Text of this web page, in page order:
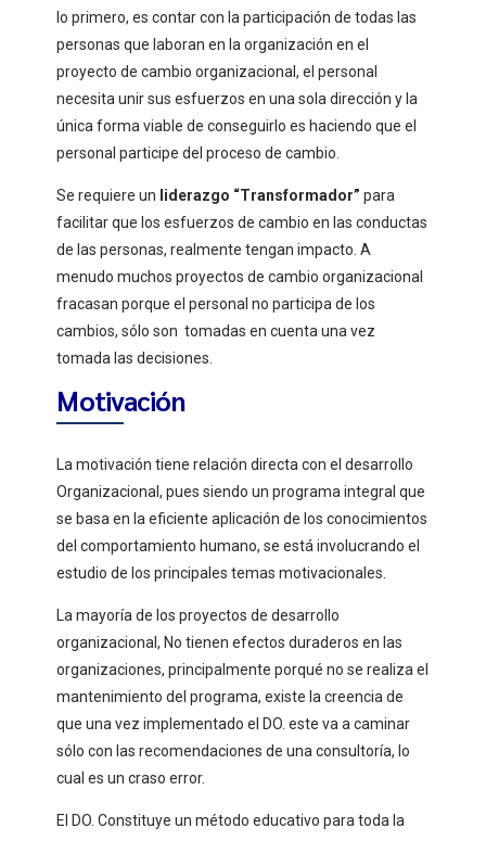
lo primero, es contar con la participación de todas las
personas que laboran en la organización en el
proyecto de cambio organizacional, el personal
necesita unir sus esfuerzos en una sola dirección y la
única forma viable de conseguirlo es haciendo que el
personal participe del proceso de cambio.
Se requiere un liderazgo “Transformador” para
facilitar que los esfuerzos de cambio en las conductas
de las personas, realmente tengan impacto. A
menudo muchos proyectos de cambio organizacional
fracasan porque el personal no participa de los
cambios, sólo son tomadas en cuenta una vez
tomada las decisiones.
Motivación
La motivación tiene relación directa con el desarrollo
Organizacional, pues siendo un programa integral que
se basa en la eficiente aplicación de los conocimientos
del comportamiento humano, se está involucrando el
estudio de los principales temas motivacionales.
La mayoría de los proyectos de desarrollo
organizacional, No tienen efectos duraderos en las
organizaciones, principalmente porqué no se realiza el
mantenimiento del programa, existe la creencia de
que una vez implementado el DO. este va a caminar
sólo con las recomendaciones de una consultoría, lo
cual es un craso error.
El DO. Constituye un método educativo para toda la